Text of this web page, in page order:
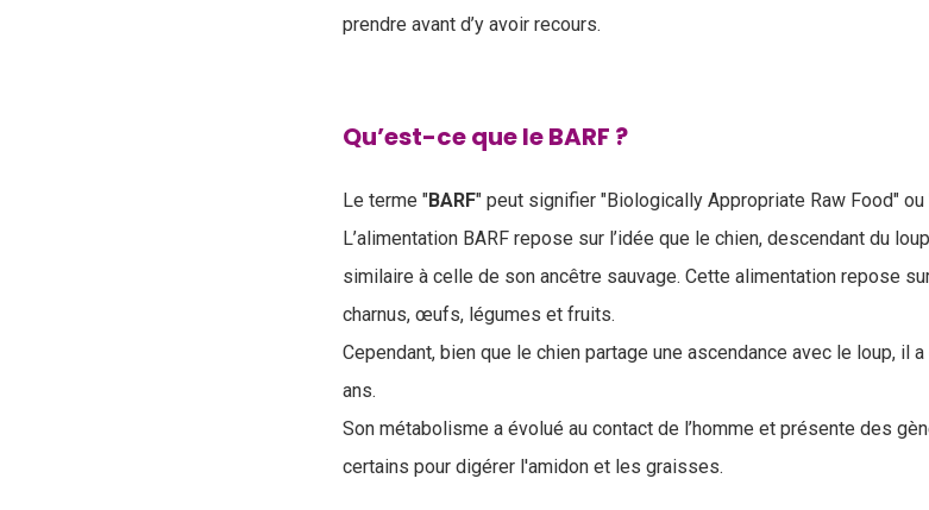
prendre avant d’y avoir recours.
Qu’est-ce que le BARF ?
Le terme "BARF" peut signifier "Biologically Appropriate Raw Food" ou
L’alimentation BARF repose sur l’idée que le chien, descendant du
similaire à celle de son ancêtre sauvage. Cette alimentation repose
charnus, œufs, légumes et fruits.
Cependant, bien que le chien partage une ascendance avec le loup,
ans.
Son métabolisme a évolué au contact de l’homme et présente des
certains pour digérer l'amidon et les graisses.